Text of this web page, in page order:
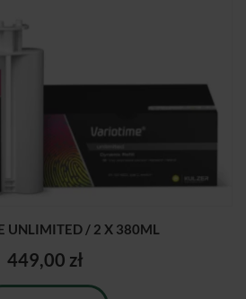
UNLIMITED / 2 X 380ML
449,00 zł